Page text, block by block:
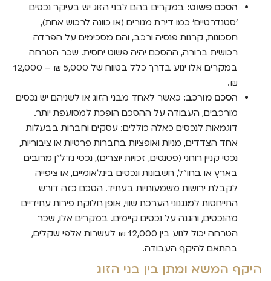
הסכם פשוט: במקרים בהם לבני הזוג יש בעיקר נכסים
'סטנדרטיים' כמו דירת מגורים (או כוונה לרכוש אחת),
חסכונות, קרנות פנסיה ורכב, והם מסכימים על הפרדה
רכושית ברורה, ההסכם יהיה פשוט יחסית. שכר הטרחה
במקרים אלו ינוע בדרך כלל בטווח של 5,000 ₪ – 12,000
₪.
הסכם מורכב: כאשר לאחד מבני הזוג או לשניהם יש נכסים
מורכבים, העבודה על ההסכם הופכת למסועפת יותר.
דוגמאות לנכסים כאלה כוללים: עסקים וחברות בבעלות
אחד הצדדים, מניות ואופציות בחברות פרטיות או ציבוריות,
נכסי קניין רוחני (פטנטים, זכויות יוצרים), נכסי נדל"ן מרובים
בארץ או בחו"ל, חשבונות ונכסים בינלאומיים, או ציפייה
לקבלת ירושות משמעותיות בעתיד. הסכם כזה דורש
התייחסות למנגנוני הערכת שווי, אופן חלוקת פירות עתידיים
מהנכסים, והגנה על נכסים קיימים. במקרים אלו, שכר
הטרחה יכול לנוע בין 12,000 ₪ לעשרות אלפי שקלים,
בהתאם להיקף העבודה.
היקף המשא ומתן בין בני הזוג